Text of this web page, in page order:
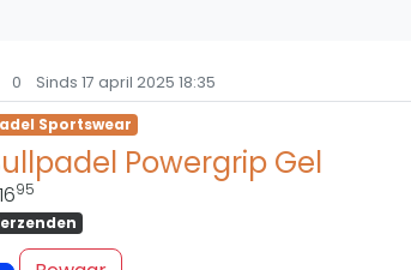
Blog artikelen
Vragen over padel
Padelgear
0 Sinds 17 april 2025 18:35
Sportswear
Powergrip Gel
95